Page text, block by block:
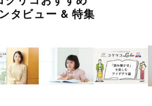
タビュー & 特集